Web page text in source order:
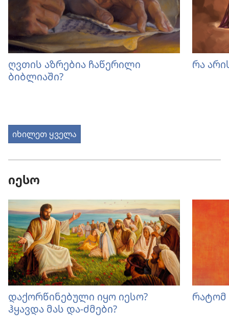
ღვთის აზრებია ჩაწერილი
ბიბლიაში?
რა
იხილეთ ყველა
იესო
დაქორწინებული იყო იესო?
ჰყავდა მას და-ძმები?
რატომ